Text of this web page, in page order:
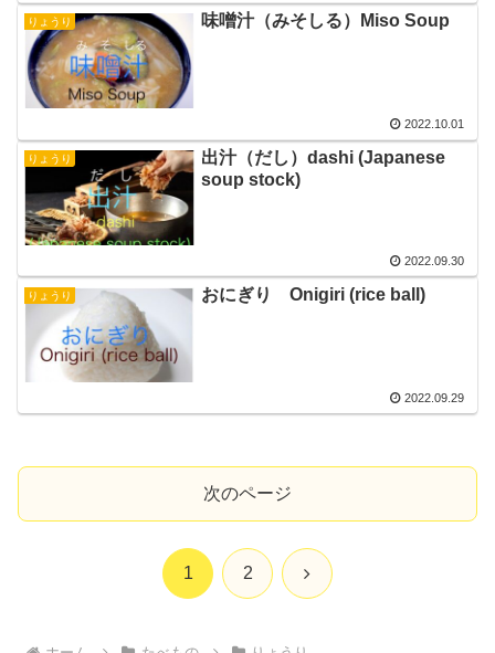
りょうり 味噌汁（みそしる）Miso Soup
2022.10.01
りょうり
出汁（だし）dashi (Japanese
soup stock)
2022.09.30
りょうり おにぎり Onigiri (rice ball)
2022.09.29
次のページ
1 2 次